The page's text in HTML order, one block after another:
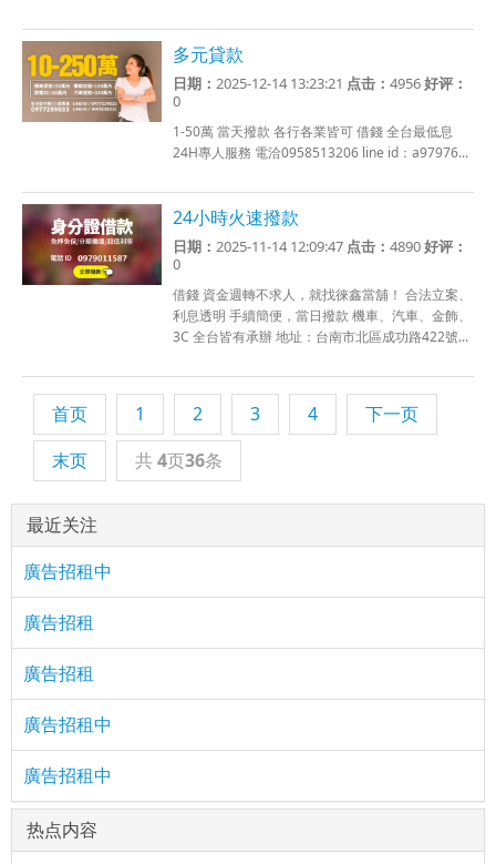
多元貸款
日期： 2025-12-14 13:23:21 点击：4956好评：
0
1-50萬 當天撥款 各行各業皆可 借錢 全台最低息
24H專人服務 電洽0958513206 line id：a97976...
24小時火速撥款
日期： 2025-11-14 12:09:47 点击：4890好评：
0
借錢 資金週轉不求人，就找徠鑫當舖！ 合法立案、
利息透明 手續簡便，當日撥款 機車、汽車、金飾、
3C 全台皆有承辦 地址：台南市北區成功路422號...
首页 1 2 3 4
下一页
末页
共4页36条
最近关注
廣告招租中
廣告招租
廣告招租
廣告招租中
廣告招租中
热点内容